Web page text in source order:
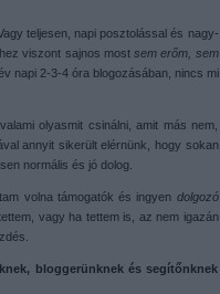
teljesen, napi posztolással és nagy-
viszont sajnos most sem erőm, sem
napi 2-3-4 óra blogozásában, nincs mi
olyasmit csinálni, amit más nem,
annyit sikerült elérnünk, hogy sokan
normális és jó dolog.
volna támogatók és ingyen dolgozó
vagy ha tettem is, az nem igazán
bloggerünknek és segítőnknek